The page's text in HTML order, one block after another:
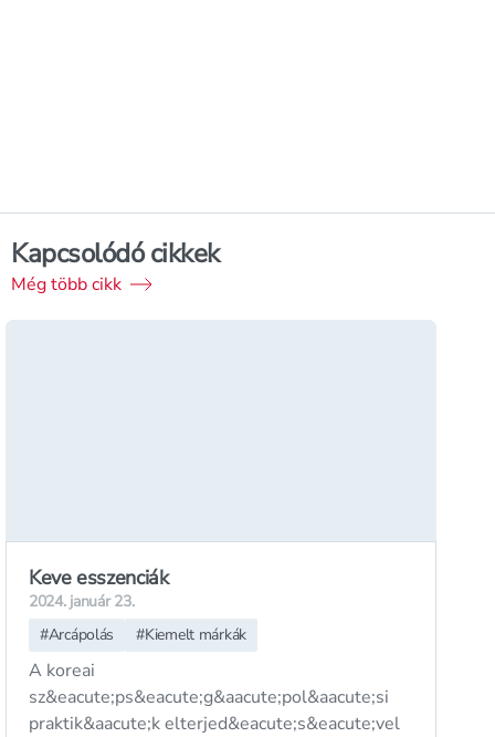
Kapcsolódó cikkek
Még több cikk
Keve esszenciák
2024. január 23.
#Arcápolás #Kiemelt márkák
A koreai
sz&eacute;ps&eacute;g&aacute;pol&aacute;si
praktik&aacute;k elterjed&eacute;s&eacute;vel